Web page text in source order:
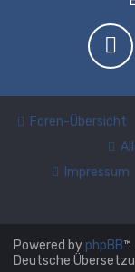
Foren-Übersicht
Impressum
Powered by phpBB™
Deutsche